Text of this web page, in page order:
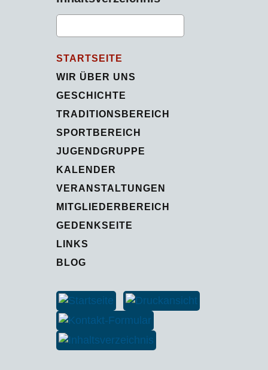
STARTSEITE
WIR ÜBER UNS
GESCHICHTE
TRADITIONSBEREICH
SPORTBEREICH
JUGENDGRUPPE
KALENDER
VERANSTALTUNGEN
MITGLIEDERBEREICH
GEDENKSEITE
LINKS
BLOG